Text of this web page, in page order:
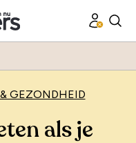
GEZONDHEID
als je